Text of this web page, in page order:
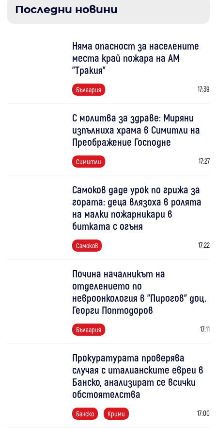
Последни новини
Няма опасност за населените
места край пожара на АМ
"Тракия"
България 17:39
С молитва за здраве: Миряни
изпълниха храма в Симитли на
Преображение Господне
Симитли 17:27
Самоков даде урок по грижа за
гората: деца влязоха в ролята
на малки пожарникари в
битката с огъня
Самоков 17:22
Почина началникът на
отделението по
невроонкология в "Пирогов" доц.
Георги Поптодоров
България 17:11
Прокуратурата проверява
случая с италианските евреи в
Банско, анализират се всички
обстоятелства
Банско Крими 17:00